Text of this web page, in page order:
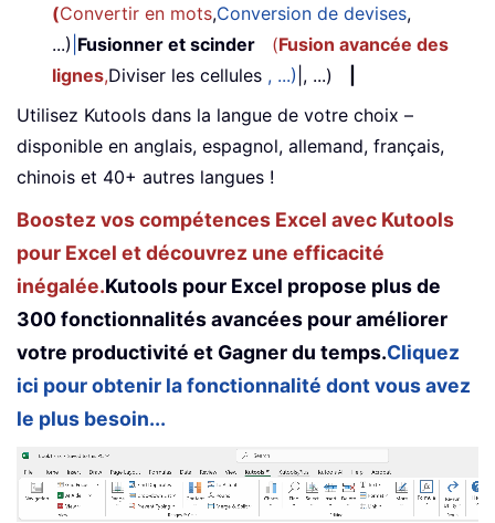
(Convertir en mots,Conversion de devises,
...) Fusionner et scinder (Fusion avancée des
lignes,Diviser les cellules , ...) |, ...)
Utilisez Kutools dans la langue de votre choix –
disponible en anglais, espagnol, allemand, français,
chinois et 40+ autres langues !
Boostez vos compétences Excel avec Kutools
pour Excel et découvrez une efficacité
inégalée.Kutools pour Excel propose plus de
300 fonctionnalités avancées pour améliorer
votre productivité et Gagner du temps.Cliquez
ici pour obtenir la fonctionnalité dont vous avez
le plus besoin...